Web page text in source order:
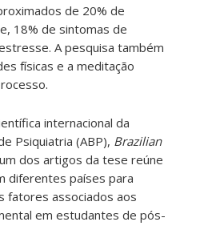
de 20% de
18% de sintomas de
A pesquisa também
físicas e a meditação
internacional da
Psiquiatria (ABP), Brazilian
um dos artigos da tese reúne
diferentes países para
fatores associados aos
em estudantes de pós-